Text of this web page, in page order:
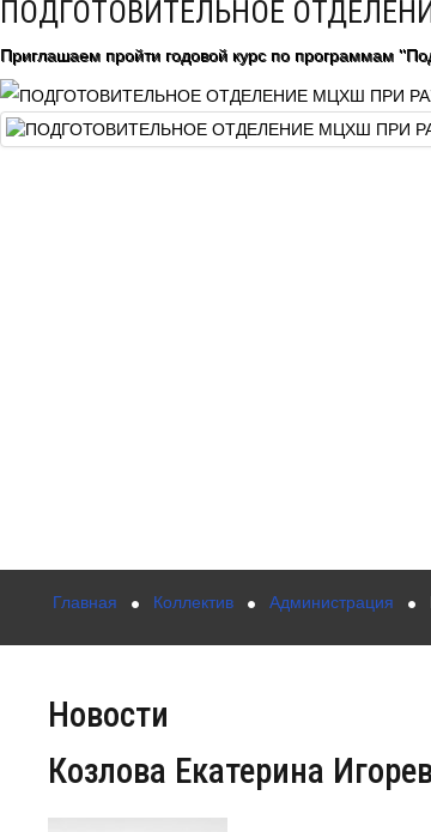
Конкурсы
Творческий инкубатор
ПОДГОТОВИТЕЛЬНОЕ
Приглашаем пройти годовой курс по программам
Главная Коллектив Администрация
Новости
Козлова Екатерина